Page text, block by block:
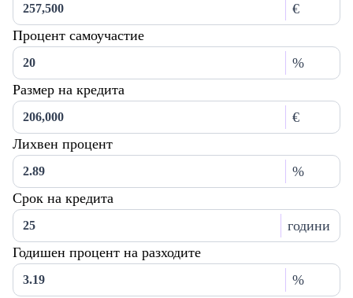
€
Процент самоучастие
%
Размер на кредита
€
Лихвен процент
%
Срок на кредита
години
Годишен процент на разходите
%